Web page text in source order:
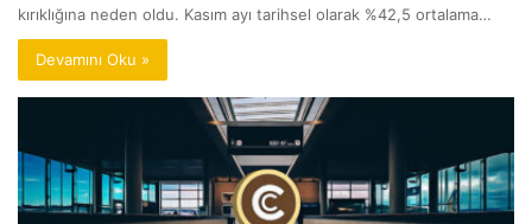
kırıklığına neden oldu. Kasım ayı tarihsel olarak %42,5 ortalama…
Devamını Oku »